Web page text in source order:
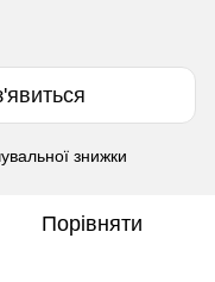
знижки
Порівняти